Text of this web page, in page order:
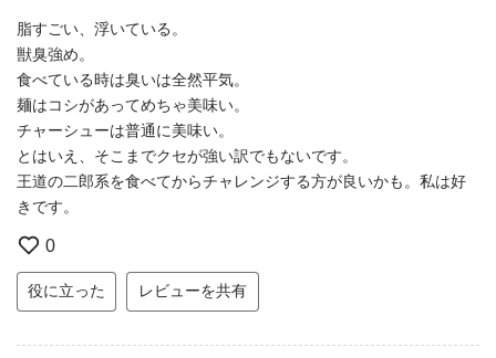
脂すごい、浮いている。
獣臭強め。
食べている時は臭いは全然平気。
麺はコシがあってめちゃ美味い。
チャーシューは普通に美味い。
とはいえ、そこまでクセが強い訳でもないです。
王道の二郎系を食べてからチャレンジする方が良いかも。私は好
きです。
0
役に立った レビューを共有